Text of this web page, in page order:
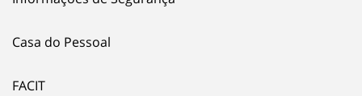
Casa do Pessoal
FACIT